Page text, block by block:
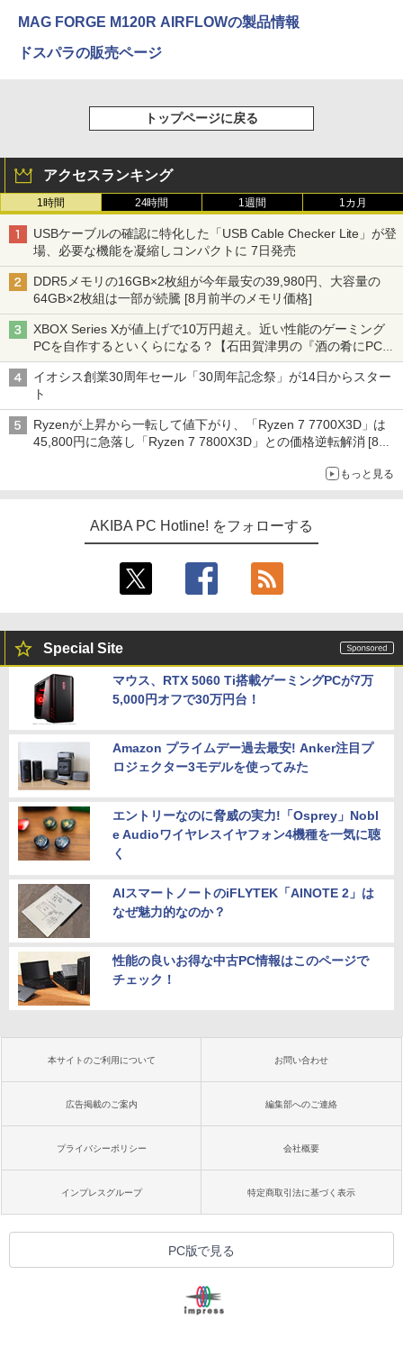
MAG FORGE M120R AIRFLOWの製品情報
ドスパラの販売ページ
トップページに戻る
アクセスランキング
1時間 24時間 1週間 1カ月
USBケーブルの確認に特化した「USB Cable Checker Lite」が登
場、必要な機能を凝縮しコンパクトに 7日発売
DDR5メモリの16GB×2枚組が今年最安の39,980円、大容量の
64GB×2枚組は一部が続騰 [8月前半のメモリ価格]
XBOX Series Xが値上げで10万円超え。近い性能のゲーミング
PCを自作するといくらになる？【石田賀津男の『酒の肴にPCゲ
ーム』】
イオシス創業30周年セール「30周年記念祭」が14日からスター
ト
Ryzenが上昇から一転して値下がり、「Ryzen 7 7700X3D」は
45,800円に急落し「Ryzen 7 7800X3D」との価格逆転解消 [8月
もっと見る
AKIBA PC Hotline! をフォローする
Special Site
マウス、RTX 5060 Ti搭載ゲーミングPCが7万
5,000円オフで30万円台！
Amazon プライムデー過去最安! Anker注目プ
ロジェクター3モデルを使ってみた
エントリーなのに脅威の実力!「Osprey」Nobl
e Audioワイヤレスイヤフォン4機種を一気に聴
く
AIスマートノートのiFLYTEK「AINOTE 2」は
なぜ魅力的なのか？
性能の良いお得な中古PC情報はこのページで
チェック！
本サイトのご利用について お問い合わせ
広告掲載のご案内 編集部へのご連絡
プライバシーポリシー 会社概要
インプレスグループ 特定商取引法に基づく表示
PC版で見る